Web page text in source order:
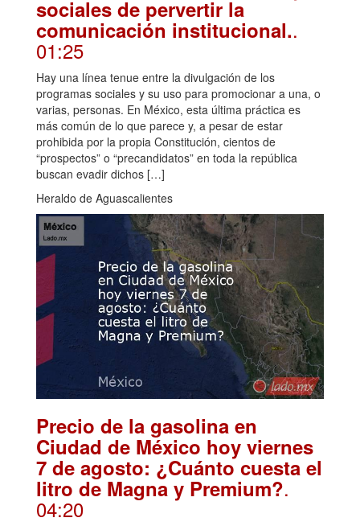
sociales de pervertir la
comunicación institucional..
01:25
Hay una línea tenue entre la divulgación de los
programas sociales y su uso para promocionar a una, o
varias, personas. En México, esta última práctica es
más común de lo que parece y, a pesar de estar
prohibida por la propia Constitución, cientos de
“prospectos” o “precandidatos” en toda la república
buscan evadir dichos […]
Heraldo de Aguascalientes
Precio de la gasolina en
Ciudad de México hoy viernes
7 de agosto: ¿Cuánto cuesta el
litro de Magna y Premium?.
04:20